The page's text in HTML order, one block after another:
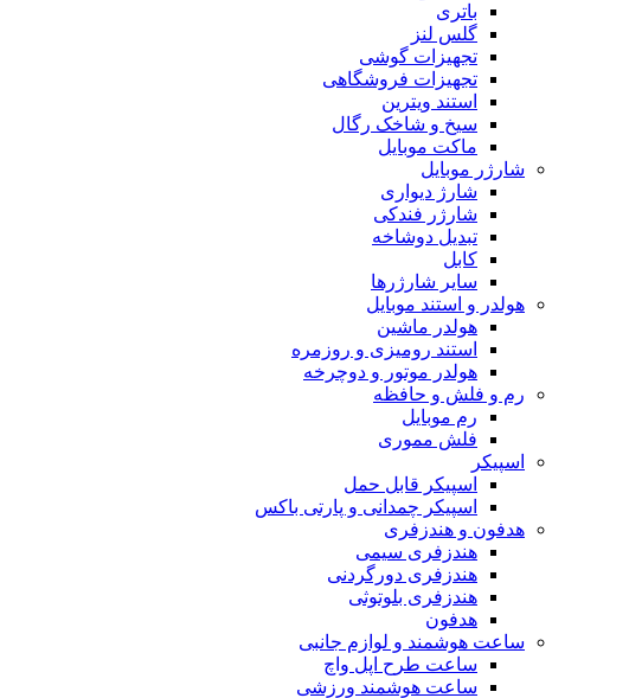
باتری
گلس لنز
تجهیزات گوشی
تجهیزات فروشگاهی
استند ویترین
سیخ و شاخک رگال
ماکت موبایل
شارژر موبایل
شارژ دیواری
شارژر فندکی
تبدیل دوشاخه
کابل
سایر شارژرها
هولدر و استند موبایل
هولدر ماشین
استند رومیزی و روزمره
هولدر موتور و دوچرخه
رم و فلش و حافظه
رم موبایل
فلش مموری
اسپیکر
اسپیکر قابل حمل
اسپیکر چمدانی و پارتی باکس
هدفون و هندزفری
هندزفری سیمی
هندزفری دورگردنی
هندزفری بلوتوثی
هدفون
ساعت هوشمند و لوازم جانبی
ساعت طرح اپل واچ
ساعت هوشمند ورزشی